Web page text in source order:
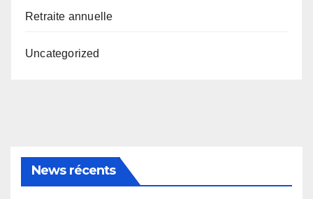
Retraite annuelle
Uncategorized
News récents